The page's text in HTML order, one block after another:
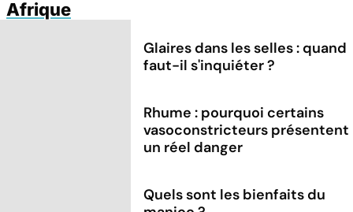
Afrique
Glaires dans les selles : quand
faut-il s'inquiéter ?
Rhume : pourquoi certains
vasoconstricteurs présentent
un réel danger
Quels sont les bienfaits du